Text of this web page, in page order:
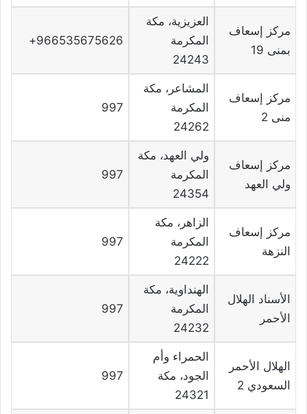
مركز إسعاف
بمنى 19
العزيزية، مكة
المكرمة
24243
966535675626+
مركز إسعاف
منى 2
المشاعر، مكة
المكرمة
24262
997
مركز إسعاف
ولي العهد
ولي العهد، مكة
المكرمة
24354
997
مركز إسعاف
النزهة
الزاهر، مكة
المكرمة
24222
997
الأسناد الهلال
الأحمر
الهنداوية، مكة
المكرمة
24232
997
الهلال الأحمر
السعودي 2
الحمراء وأم
الجود، مكة
24321
997